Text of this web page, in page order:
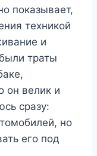
показывает,
техникой
и
траты
он велик и
сразу:
но
его под